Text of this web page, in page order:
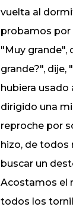
vuelta al
probamos por
"Muy grande",
grande?", dije,
hubiera
dirigido una
reproche por
hizo, de todos
buscar un
Acostamos el
todos los